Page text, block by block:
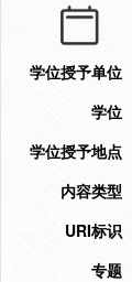
学位授予单位
学位
学位授予地点
内容类型
URI标识
专题